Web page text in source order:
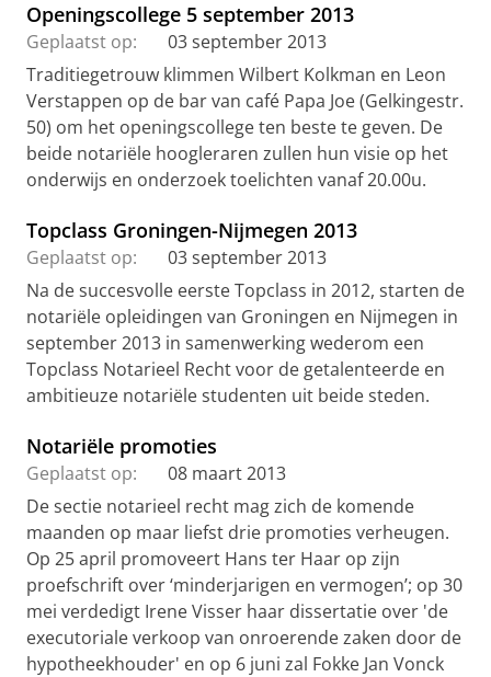
Openingscollege 5 september 2013
Geplaatst op:
03 september 2013
Traditiegetrouw klimmen Wilbert Kolkman en Leon
Verstappen op de bar van café Papa Joe (Gelkingestr.
50) om het openingscollege ten beste te geven. De
beide notariële hoogleraren zullen hun visie op het
onderwijs en onderzoek toelichten vanaf 20.00u.
Topclass Groningen-Nijmegen 2013
Geplaatst op:
03 september 2013
Na de succesvolle eerste Topclass in 2012, starten de
notariële opleidingen van Groningen en Nijmegen in
september 2013 in samenwerking wederom een
Topclass Notarieel Recht voor de getalenteerde en
ambitieuze notariële studenten uit beide steden.
Notariële promoties
Geplaatst op:
08 maart 2013
De sectie notarieel recht mag zich de komende
maanden op maar liefst drie promoties verheugen.
Op 25 april promoveert Hans ter Haar op zijn
proefschrift over ‘minderjarigen en vermogen’; op 30
mei verdedigt Irene Visser haar dissertatie over 'de
executoriale verkoop van onroerende zaken door de
hypotheekhouder' en op 6 juni zal Fokke Jan Vonck